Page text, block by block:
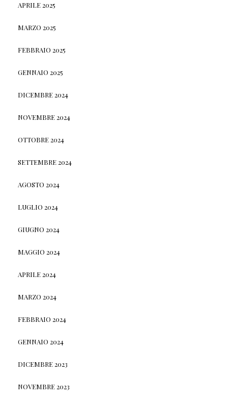
APRILE 2025
MARZO 2025
FEBBRAIO 2025
GENNAIO 2025
DICEMBRE 2024
NOVEMBRE 2024
OTTOBRE 2024
SETTEMBRE 2024
AGOSTO 2024
LUGLIO 2024
GIUGNO 2024
MAGGIO 2024
APRILE 2024
MARZO 2024
FEBBRAIO 2024
GENNAIO 2024
DICEMBRE 2023
NOVEMBRE 2023